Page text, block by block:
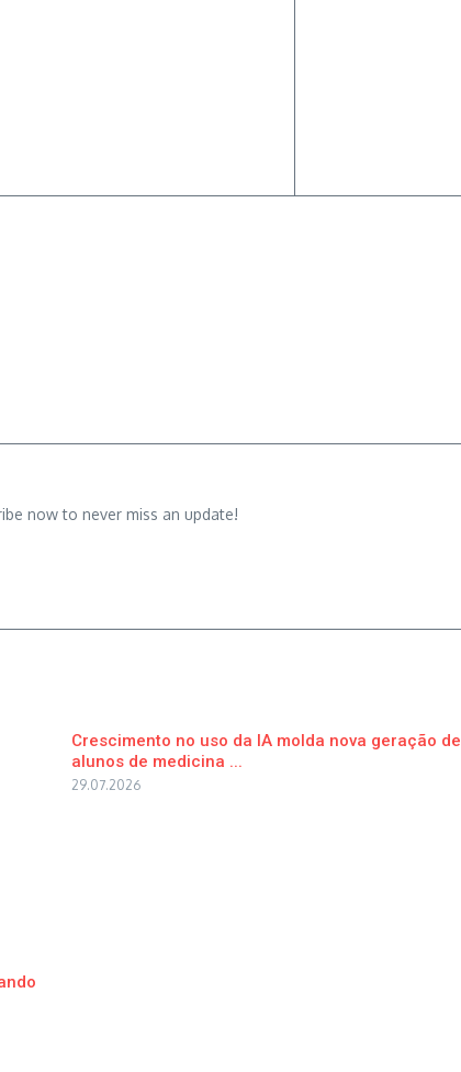
now to never miss an update!
Crescimento no uso da IA molda nova geração de
alunos de medicina ...
29.07.2026